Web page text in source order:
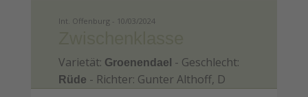
Int. Offenburg - 10/03/2024
Varietät: Groenendael - Geschlecht:
Rüde - Richter: Gunter Althoff, D